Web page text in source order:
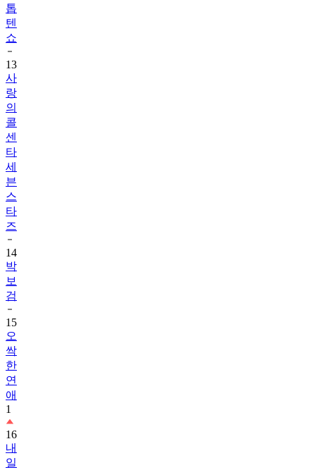
톱
텐
쇼
13
사
랑
의
콜
센
타
세
븐
스
타
즈
14
박
보
검
15
오
싹
한
연
애
1
16
내
일